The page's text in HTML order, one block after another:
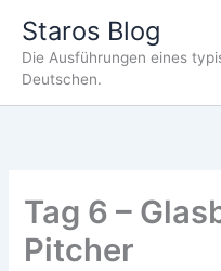
Inhalt
springen
Staros Blog
Die Ausführungen eines
Deutschen.
Tag 6 –
Pitcher